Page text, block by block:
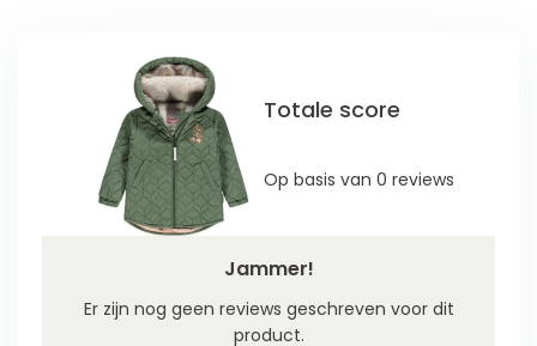
Jammer!
Er zijn nog geen reviews geschreven voor dit
product.
Totale score
Op basis van 0 reviews